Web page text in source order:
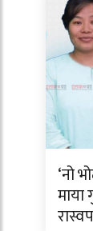
‘नो
माया